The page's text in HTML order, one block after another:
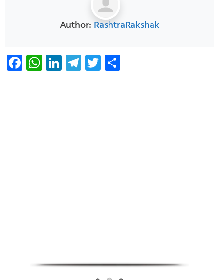
Author: RashtraRakshak
Facebook
WhatsApp
LinkedIn
Telegram
Twitter